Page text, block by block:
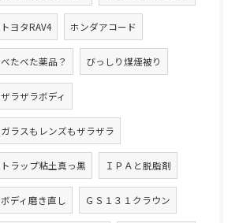
トヨタRAV4 ホンダアコード
べたべた薬品？ びっしり煤煙被り
ザラザラボディ
ガラスもレンズもザラザラ
トラップ粘土真っ黒 ＩＰＡと脱脂剤
ボディ磨き直し ＧＳ１３１クラウン